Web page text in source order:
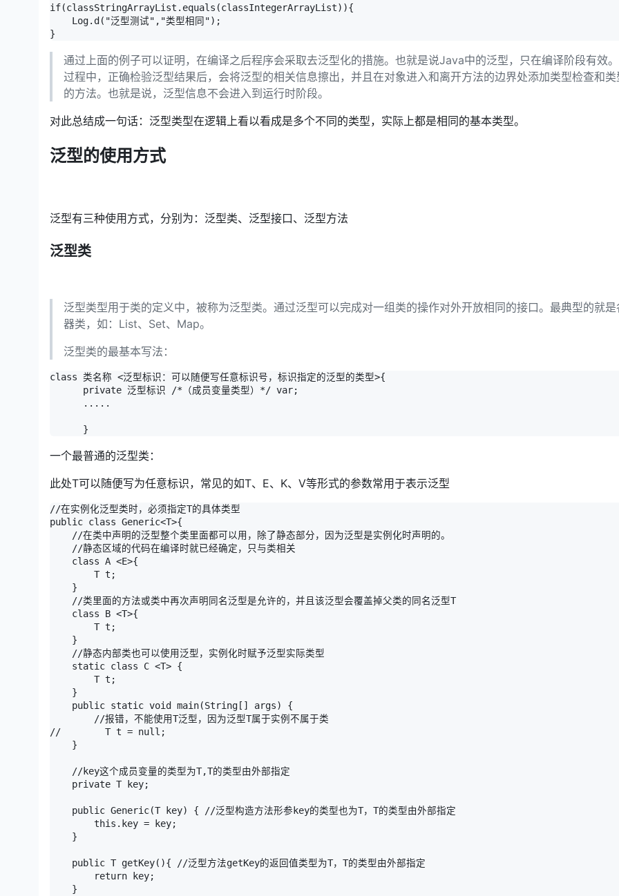
if(classStringArrayList.equals(classIntegerArrayList)){
    Log.d("泛型测试","类型相同");
}
通过上面的例子可以证明，在编译之后程序会采取去泛型化的措施。也就是说Java中的泛型，只在编译阶段有效
过程中，正确检验泛型结果后，会将泛型的相关信息擦出，并且在对象进入和离开方法的边界处添加类型检查和
的方法。也就是说，泛型信息不会进入到运行时阶段。
对此总结成一句话：泛型类型在逻辑上看以看成是多个不同的类型，实际上都是相同的基本类型。
泛型的使用方式
泛型有三种使用方式，分别为：泛型类、泛型接口、泛型方法
泛型类
泛型类型用于类的定义中，被称为泛型类。通过泛型可以完成对一组类的操作对外开放相同的接口。最典型的就
器类，如：List、Set、Map。
泛型类的最基本写法：
class 类名称 <泛型标识：可以随便写任意标识号，标识指定的泛型的类型>{
      private 泛型标识 /*（成员变量类型）*/ var;
      .....
      }
一个最普通的泛型类：
此处T可以随便写为任意标识，常见的如T、E、K、V等形式的参数常用于表示泛型
//在实例化泛型类时，必须指定T的具体类型
public class Generic<T>{
    //在类中声明的泛型整个类里面都可以用，除了静态部分，因为泛型是实例化时声明的。
    //静态区域的代码在编译时就已经确定，只与类相关
    class A <E>{
        T t;
    }
    //类里面的方法或类中再次声明同名泛型是允许的，并且该泛型会覆盖掉父类的同名泛型T
    class B <T>{
        T t;
    }
    //静态内部类也可以使用泛型，实例化时赋予泛型实际类型
    static class C <T> {
        T t;
    }
    public static void main(String[] args) {
        //报错，不能使用T泛型，因为泛型T属于实例不属于类
//        T t = null;
    }
    //key这个成员变量的类型为T,T的类型由外部指定
    private T key;
    public Generic(T key) { //泛型构造方法形参key的类型也为T，T的类型由外部指定
        this.key = key;
    }
    public T getKey(){ //泛型方法getKey的返回值类型为T，T的类型由外部指定
        return key;
    }